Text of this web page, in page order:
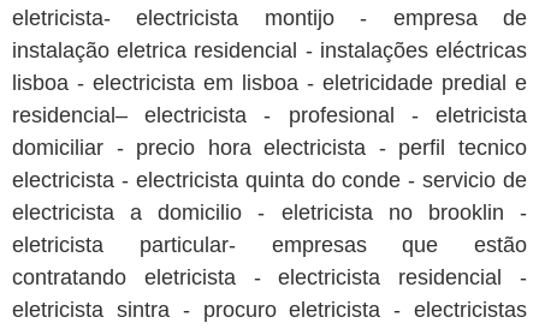
eletricista- electricista montijo - empresa de
instalação eletrica residencial - instalações eléctricas
lisboa - electricista em lisboa - eletricidade predial e
residencial– electricista - profesional - eletricista
domiciliar - precio hora electricista - perfil tecnico
electricista - electricista quinta do conde - servicio de
electricista a domicilio - eletricista no brooklin -
eletricista particular- empresas que estão
contratando eletricista - electricista residencial -
eletricista sintra - procuro eletricista - electricistas